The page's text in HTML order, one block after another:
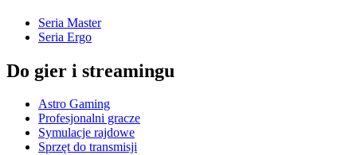
Seria Master
Seria Ergo
Do gier i streamingu
Astro Gaming
Profesjonalni gracze
Symulacje rajdowe
Sprzęt do transmisji